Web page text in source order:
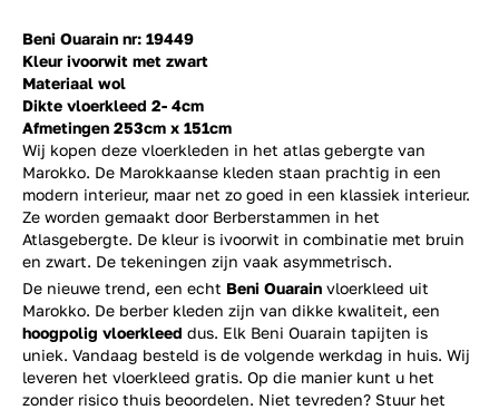
Beni Ouarain nr: 19449
Kleur ivoorwit met zwart
Materiaal wol
Dikte vloerkleed 2- 4cm
Afmetingen 253cm x 151cm
Wij kopen deze vloerkleden in het atlas gebergte van
Marokko. De Marokkaanse kleden staan prachtig in een
modern interieur, maar net zo goed in een klassiek interieur.
Ze worden gemaakt door Berberstammen in het
Atlasgebergte. De kleur is ivoorwit in combinatie met bruin
en zwart. De tekeningen zijn vaak asymmetrisch.
De nieuwe trend, een echt Beni Ouarain vloerkleed uit
Marokko. De berber kleden zijn van dikke kwaliteit, een
hoogpolig vloerkleed dus. Elk Beni Ouarain tapijten is
uniek. Vandaag besteld is de volgende werkdag in huis. Wij
leveren het vloerkleed gratis. Op die manier kunt u het
zonder risico thuis beoordelen. Niet tevreden? Stuur het